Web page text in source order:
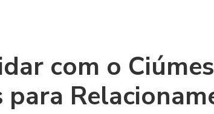
com o
para